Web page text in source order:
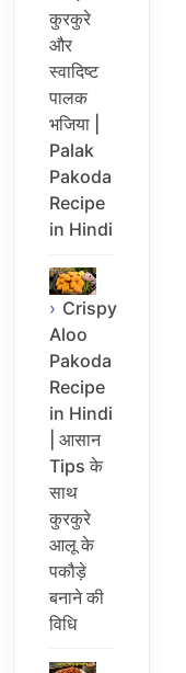
कुरकुरे
और
स्वादिष्ट
पालक
भजिया |
Palak
Pakoda
Recipe
in Hindi
Crispy
Aloo
Pakoda
Recipe
in Hindi
| आसान
Tips के
साथ
कुरकुरे
आलू के
पकौड़े
बनाने की
विधि